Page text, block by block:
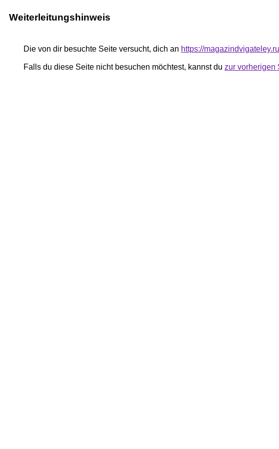
Weiterleitungshinweis
Die von dir besuchte Seite versucht, dich an https://
Falls du diese Seite nicht besuchen möchtest, kannst du zur vorherigen